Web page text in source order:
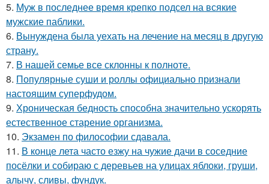
5. Муж в последнее время крепко подсел на всякие
мужские паблики.
6. Вынуждена была уехать на лечение на месяц в другую
страну.
7. В нашей семье все склонны к полноте.
8. Популярные суши и роллы официально признали
настоящим суперфудом.
9. Хроническая бедность способна значительно ускорять
естественное старение организма.
10. Экзамен по философии сдавала.
11. В конце лета часто езжу на чужие дачи в соседние
посёлки и собираю с деревьев на улицах яблоки, груши,
алычу, сливы, фундук.